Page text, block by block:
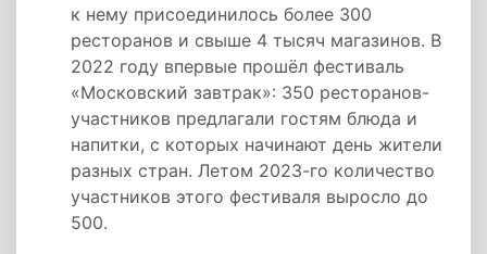
к нему присоединилось более 300
ресторанов и свыше 4 тысяч магазинов. В
2022 году впервые прошёл фестиваль
«Московский завтрак»: 350 ресторанов-
участников предлагали гостям блюда и
напитки, с которых начинают день жители
разных стран. Летом 2023-го количество
участников этого фестиваля выросло до
500.